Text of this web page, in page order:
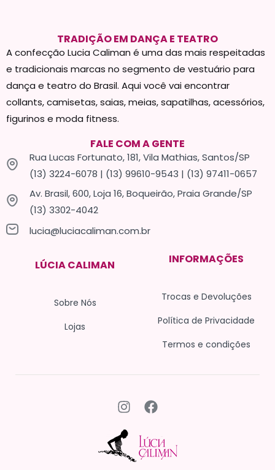
TRADIÇÃO EM DANÇA E TEATRO
A confecção Lucia Caliman é uma das mais respeitadas
e tradicionais marcas no segmento de vestuário para
dança e teatro do Brasil. Aqui você vai encontrar
collants, camisetas, saias, meias, sapatilhas, acessórios,
figurinos e moda fitness.
FALE COM A GENTE
Rua Lucas Fortunato, 181, Vila Mathias, Santos/SP
(13) 3224-6078 | (13) 99610-9543 | (13) 97411-0657
Av. Brasil, 600, Loja 16, Boqueirão, Praia Grande/SP
(13) 3302-4042
lucia@luciacaliman.com.br
LÚCIA CALIMAN
Sobre Nós
Lojas
INFORMAÇÕES
Trocas e Devoluções
Política de Privacidade
Termos e condições